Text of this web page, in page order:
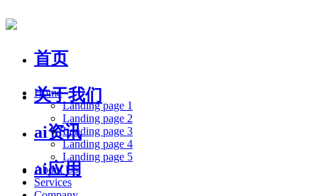
首页
关于我们
ai资讯
ai应用
Home
Landing page 1
Landing page 2
Landing page 3
Landing page 4
Landing page 5
About Us
Services